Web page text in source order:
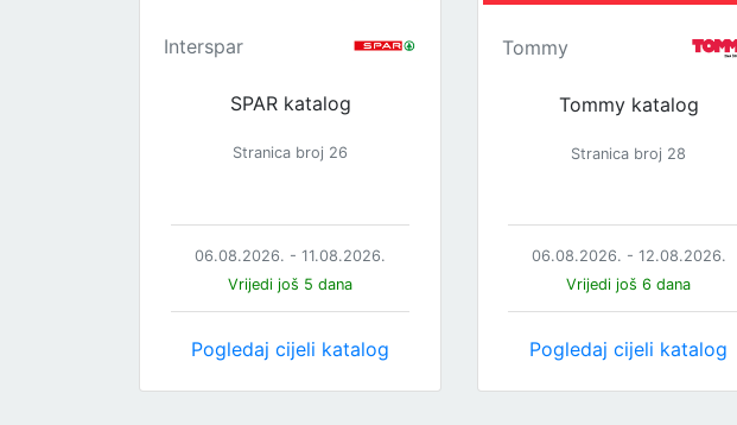
Interspar
SPAR katalog
Stranica broj 26
06.08.2026. - 11.08.2026.
Vrijedi još 5 dana
Pogledaj cijeli katalog
Tommy
Tommy katalog
Stranica broj 28
06.08.2026. - 12.08.2026.
Vrijedi još 6 dana
Pogledaj cijeli katalog